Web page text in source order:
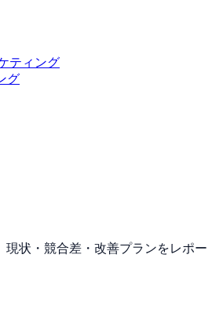
ティング
グ
現状・競合差・改善プランをレポー